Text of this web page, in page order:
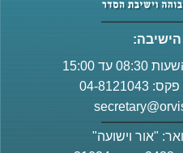
הישיבה:
עד 15:00
"אור וישועה"